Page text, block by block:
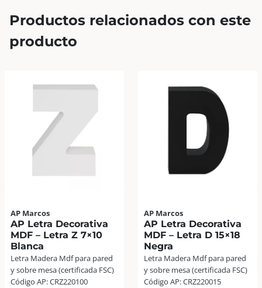
Productos relacionados con este
producto
AP Marcos
AP Letra Decorativa
MDF – Letra Z 7×10
Blanca
Letra Madera Mdf para pared
y sobre mesa (certificada FSC)
Código AP: CRZ220100
AP Marcos
AP Letra Decorativa
MDF – Letra D 15×18
Negra
Letra Madera Mdf para pared
y sobre mesa (certificada FSC)
Código AP: CRZ220015